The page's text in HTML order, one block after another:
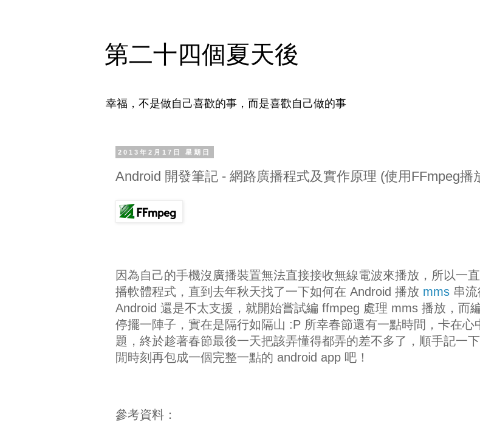
第二十四個夏天後
幸福，不是做自己喜歡的事，而是喜歡自己做的事
2013年2月17日 星期日
Android 開發筆記 - 網路廣播程式及實作原理 (使用FFmpeg播
因為自己的手機沒廣播裝置無法直接接收無線電波來播放，所以一
播軟體程式，直到去年秋天找了一下如何在 Android 播放 mms 串
Android 還是不太支援，就開始嘗試編 ffmpeg 處理 mms 播放，而
停擺一陣子，實在是隔行如隔山 :P 所幸春節還有一點時間，卡在心
題，終於趁著春節最後一天把該弄懂得都弄的差不多了，順手記一
閒時刻再包成一個完整一點的 android app 吧！
參考資料：